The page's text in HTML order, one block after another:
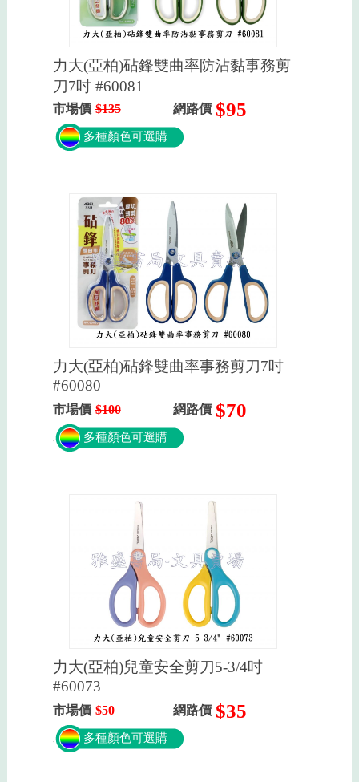
力大(亞柏)砧鋒雙曲率防沾黏事務剪
刀7吋 #60081
市場價 $135 網路價 $95
多種顏色可選購
力大(亞柏)砧鋒雙曲率事務剪刀7吋
#60080
市場價 $100 網路價 $70
多種顏色可選購
力大(亞柏)兒童安全剪刀5-3/4吋
#60073
市場價 $50 網路價 $35
多種顏色可選購